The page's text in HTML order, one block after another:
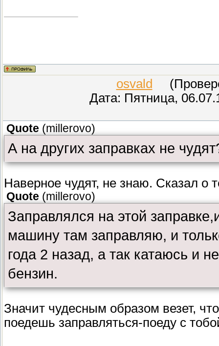
osvald
Дата: Пятница,
Quote (millerovo)
А на других заправках не
Наверное чудят, не знаю. Сказал о
Quote (millerovo)
Заправлялся на этой
машину там заправляю, и
года 2 назад, а так катаюсь и
бензин.
Значит чудесным образом везет,
поедешь заправляться-поеду с